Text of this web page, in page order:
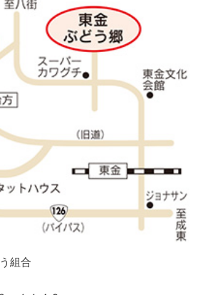
組合